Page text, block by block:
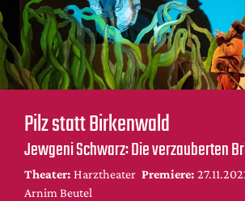
Tanz
Crossover
Bühnenwelt
Festivals & Veranstaltungen
Menschen & Theater
Themen
Internationales
Nachrufe
Pilz statt Birkenwald
Jewgeni Schwarz: Die verzauberten
Theater: Harztheater Premiere:
Arnim Beutel